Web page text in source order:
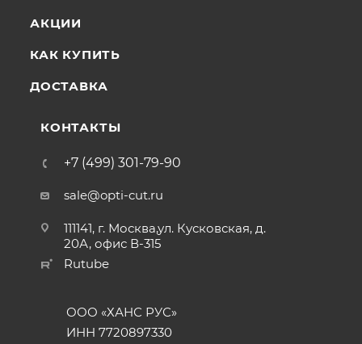
АКЦИИ
КАК КУПИТЬ
ДОСТАВКА
КОНТАКТЫ
+7 (499) 301-79-90
sale@opti-cut.ru
111141, г. Москва,ул. Кусковская, д.
20А, офис В-315
Rutube
ООО «ХАНС РУС»
ИНН 7720897330